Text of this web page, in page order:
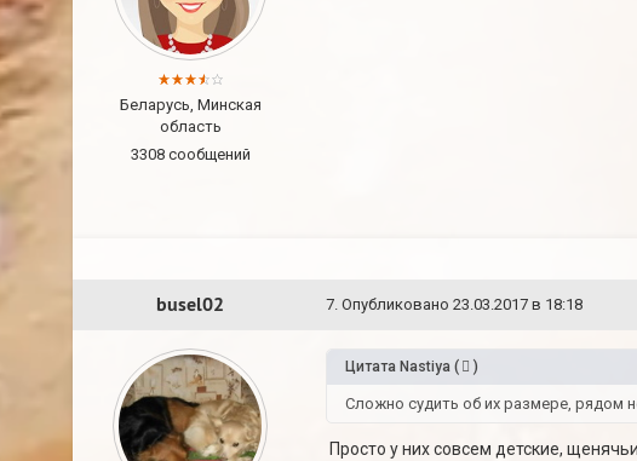
Беларусь, Минская
область
3308 сообщений
busel02 7. Опубликовано 23.03.2017 в 18:18
Цитата Nastiya ( )
Сложно судить об их размере, рядом
Просто у них совсем детские,